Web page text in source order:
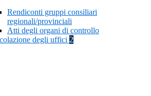
Rendiconti gruppi consiliari
regionali/provinciali
Atti degli organi di controllo
degli uffici 2